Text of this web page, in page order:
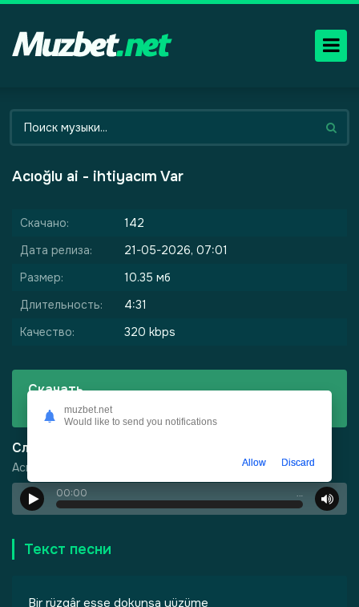
Acıoğlu ai - ihtiyacım Var
Скачано:
142
Дата релиза:
21-05-2026, 07:01
Размер:
10.35 мб
Длительность:
4:31
Качество:
320 kbps
Скачать
Acıoğlu ai - ihtiyacım Var
Слушать
Acıoğlu ai - ihtiyacım Var
00:00 …
Текст песни
Bir rüzgâr esse dokunsa yüzüme
muzbet.net
Would like to send you notifications
Allow Discard